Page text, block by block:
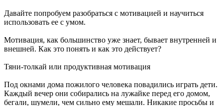
Давайте попробуем разобраться с мотивацией и научиться
использовать ее с умом.
Мотивация, как большинство уже знает, бывает внутренней и
внешней. Как это понять и как это действует?
Тяни-толкай или продуктивная мотивация
Под окнами дома пожилого человека повадились играть дети.
Каждый вечер они собирались на лужайке перед его домом,
бегали, шумели, чем сильно ему мешали. Никакие просьбы и